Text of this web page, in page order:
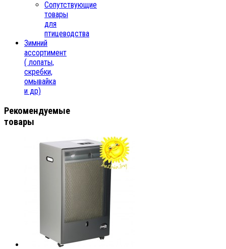
Сопутствующие
товары
для
птицеводства
Зимний
ассортимент
( лопаты,
скребки,
омывайка
и др)
Рекомендуемые
товары